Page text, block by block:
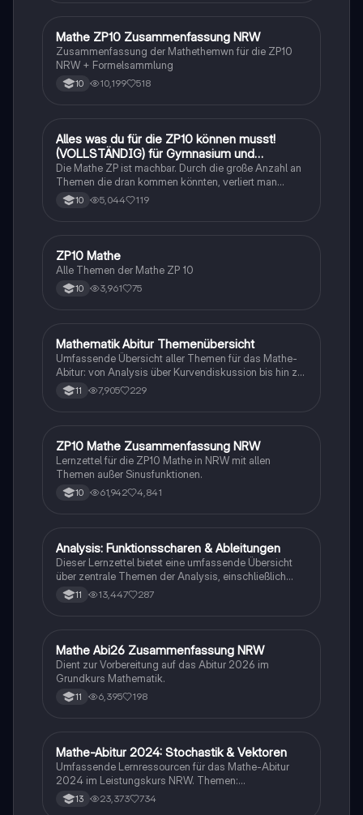
Mathe
Mathe ZP10 Zusammenfassung NRW
Zusammenfassung der Mathethemwn für die ZP10
NRW + Formelsammlung
10 10,199 518
Mathe
Alles was du für die ZP10 können musst!
(VOLLSTÄNDIG) für Gymnasium und
Realschule
Die Mathe ZP ist machbar. Durch die große Anzahl an
Themen die dran kommen könnten, verliert man
schnell den Überblick. Also habe ich von den kleinsten
Themen bis hin zu den größten alles
10 5,044 119
Mathe
ZP10 Mathe
Alle Themen der Mathe ZP 10
10 3,961 75
Mathe
Mathematik Abitur Themenübersicht
Umfassende Übersicht aller Themen für das Mathe-
Abitur: von Analysis über Kurvendiskussion bis hin zu
Integralrechnung und Stochastik. Ideal für die
Prüfungsvorbereitung mit detaillierten Inhalten zu
11 7,905 229
Mathe
ZP10 Mathe Zusammenfassung NRW
Lernzettel für die ZP10 Mathe in NRW mit allen
Themen außer Sinusfunktionen.
10 61,942 4,841
Mathe
Analysis: Funktionsscharen & Ableitungen
Dieser Lernzettel bietet eine umfassende Übersicht
über zentrale Themen der Analysis, einschließlich
Funktionsscharen, Ableitungen, Extrempunkte,
Integrale und e-Funktionen. Ideal für die Vorbereitung
Beispielen und Schritt-für-Schritt-Anleitungen.
11 13,447 287
Mathe
Mathe Abi26 Zusammenfassung NRW
Dient zur Vorbereitung auf das Abitur 2026 im
Grundkurs Mathematik.
11 6,395 198
Mathe
Mathe-Abitur 2024: Stochastik & Vektoren
Umfassende Lernressourcen für das Mathe-Abitur
2024 im Leistungskurs NRW. Themen:
Hypothesentests, Binomialverteilung, Vektorrechnung
(Lagebeziehungen, Abstände, Spiegelung), Analysis
13 23,373 734